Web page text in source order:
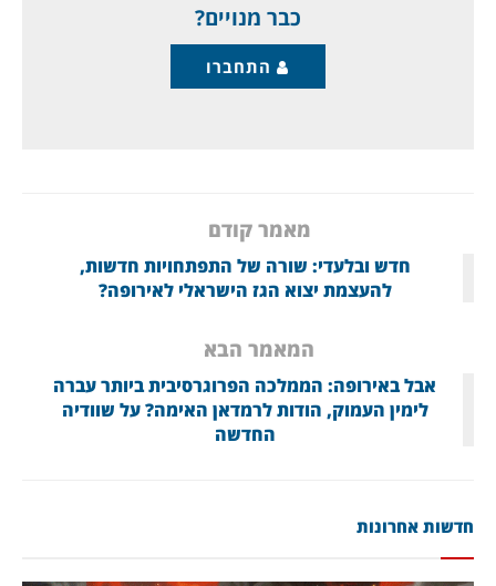
כבר מנויים?
התחברו
מאמר קודם
חדש ובלעדי: שורה של התפתחויות חדשות,
להעצמת יצוא הגז הישראלי לאירופה?
המאמר הבא
אבל באירופה: הממלכה הפרוגרסיבית ביותר עברה
לימין העמוק, הודות לרמדאן האימה? על שוודיה
החדשה
חדשות אחרונות